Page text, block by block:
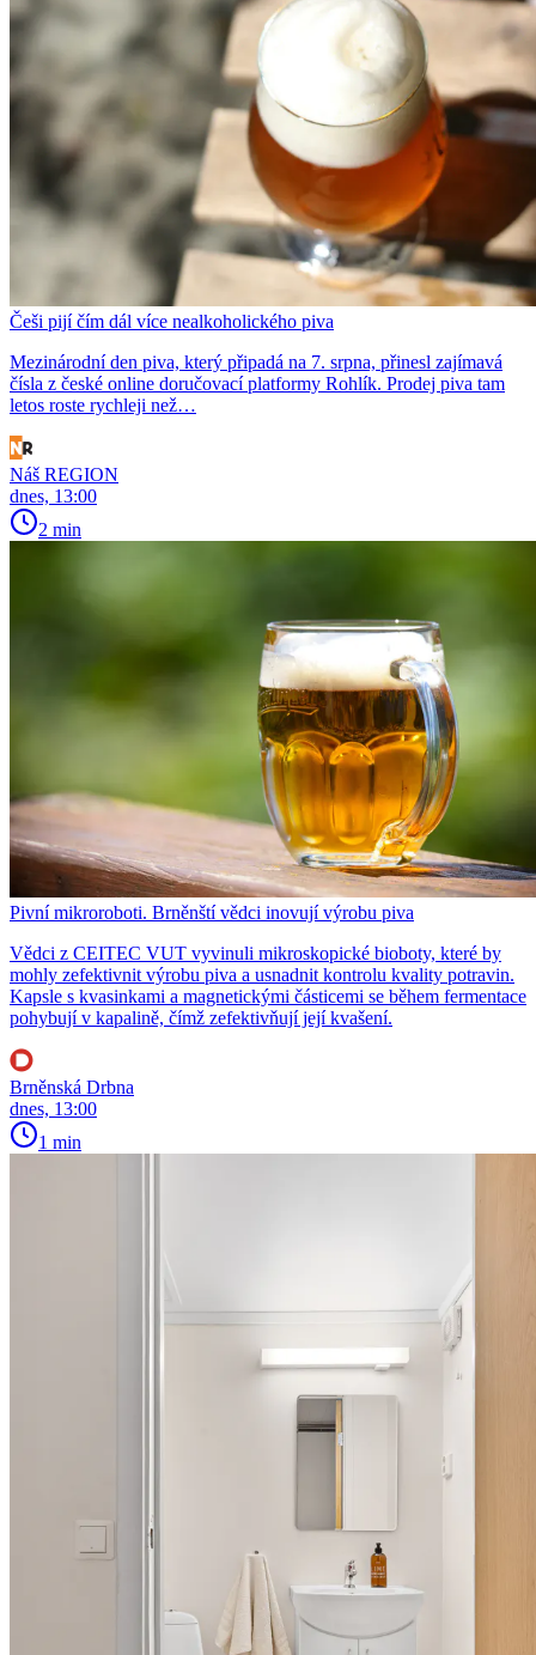
Češi pijí čím dál více nealkoholického piva
Mezinárodní den piva, který připadá na 7. srpna, přinesl zajímavá
čísla z české online doručovací platformy Rohlík. Prodej piva tam
letos roste rychleji než…
Náš REGION
dnes, 13:00
2 min
Pivní mikroroboti. Brněnští vědci inovují výrobu piva
Vědci z CEITEC VUT vyvinuli mikroskopické bioboty, které by
mohly zefektivnit výrobu piva a usnadnit kontrolu kvality potravin.
Kapsle s kvasinkami a magnetickými částicemi se během fermentace
pohybují v kapalině, čímž zefektivňují její kvašení.
Brněnská Drbna
dnes, 13:00
1 min